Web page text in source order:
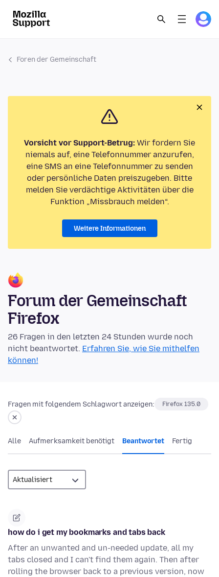
Foren der Gemeinschaft
Vorsicht vor Support-Betrug: Wir fordern Sie
niemals auf, eine Telefonnummer anzurufen,
eine SMS an eine Telefonnummer zu senden
oder persönliche Daten preiszugeben. Bitte
melden Sie verdächtige Aktivitäten über die
Funktion „Missbrauch melden“.
Weitere Informationen
Forum der Gemeinschaft
Firefox
26 Fragen in den letzten 24 Stunden wurde noch
nicht beantwortet. Erfahren Sie, wie Sie mithelfen
können!
Fragen mit folgendem Schlagwort anzeigen: Firefox 135.0
Alle Aufmerksamkeit benötigt Beantwortet Fertig
how do i get my bookmarks and tabs back
After an unwanted and un-needed update, all my
tabs closed and I can't find them again. Then after
rolling the browser back to a previous version, now